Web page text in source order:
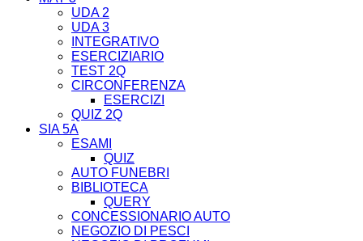
UDA 2
UDA 3
INTEGRATIVO
ESERCIZIARIO
TEST 2Q
CIRCONFERENZA
ESERCIZI
QUIZ 2Q
SIA 5A
ESAMI
QUIZ
AUTO FUNEBRI
BIBLIOTECA
QUERY
CONCESSIONARIO AUTO
NEGOZIO DI PESCI